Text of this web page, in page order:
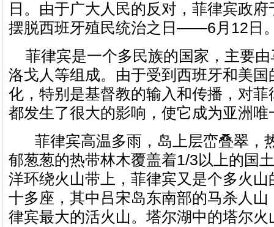
日。由于广大人民的反对，菲律宾政
摆脱西班牙殖民统治之日——6月12日
菲律宾是一个多民族的国家，主要
洛戈人等组成。由于受到西班牙和美
化，特别是基督教的输入和传播，对
都发生了很大的影响，使它成为亚洲
菲律宾高温多雨，岛上层峦叠翠，
郁葱葱的热带林木覆盖着1/3以上的国
洋环绕火山带上，菲律宾又是个多火
十多座，其中吕宋岛东南部的马杀人
律宾最大的活火山。塔尔湖中的塔尔